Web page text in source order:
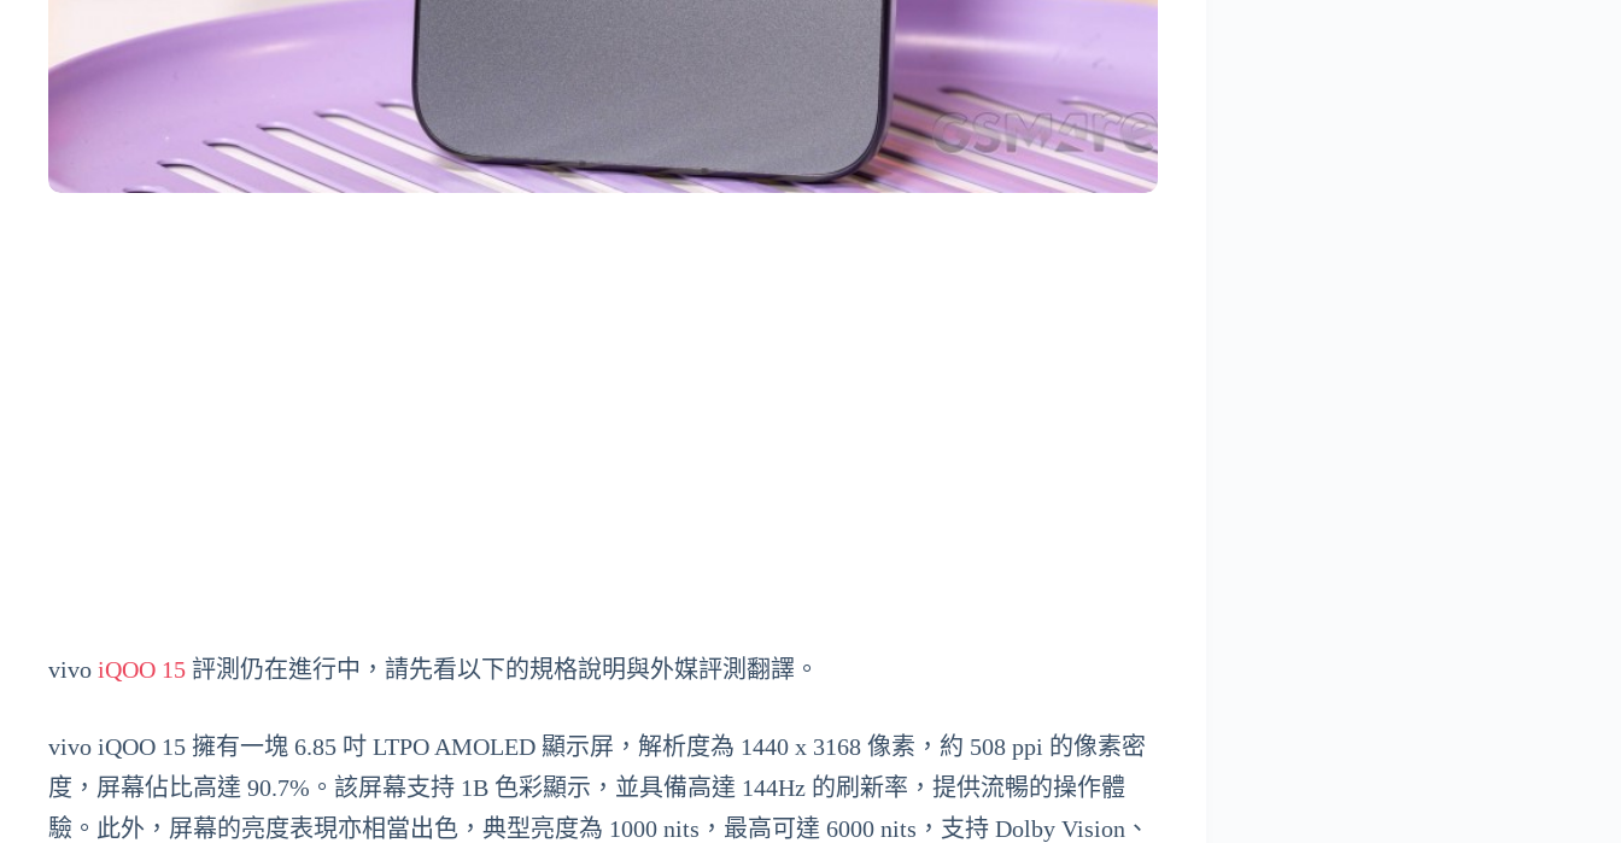
vivo iQOO 15 評測仍在進行中，請先看以下的規格說明與外媒評測翻譯。
vivo iQOO 15 擁有一塊 6.85 吋 LTPO AMOLED 顯示屏，解析度為 1440 x 3168 像素，約 508 ppi 的像素密
度，屏幕佔比高達 90.7%。該屏幕支持 1B 色彩顯示，並具備高達 144Hz 的刷新率，提供流暢的操作體
驗。此外，屏幕的亮度表現亦相當出色，典型亮度為 1000 nits，最高可達 6000 nits，支持 Dolby Vision、